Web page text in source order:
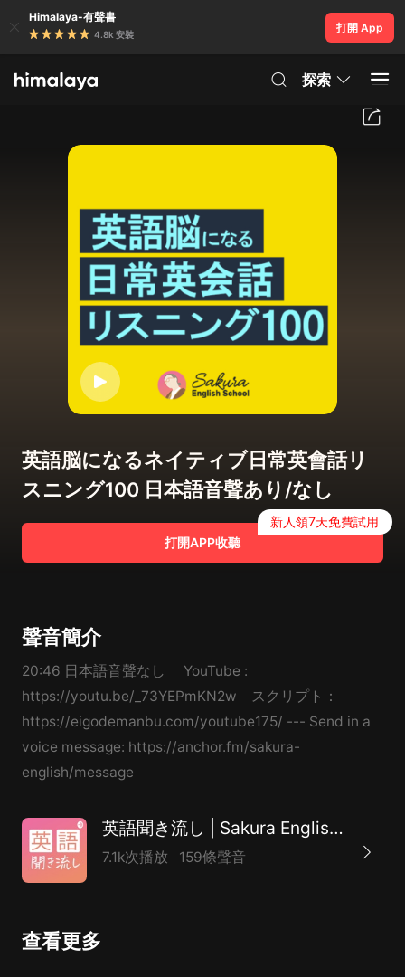
Himalaya-有聲書
4.8k 安裝
打開 App
探索
英語脳になるネイティブ日常英會話リ
スニング100 日本語音聲あり/なし
打開APP收聽
新人領7天免費試用
聲音簡介
20:46 日本語音聲なし YouTube :
https://youtu.be/_73YEPmKN2w スクリプト：
https://eigodemanbu.com/youtube175/ --- Send in a
voice message: https://anchor.fm/sakura-
english/message
英語聞き流し | Sakura English/サクラ・イングリッシュ
7.1k次播放 159條聲音
查看更多